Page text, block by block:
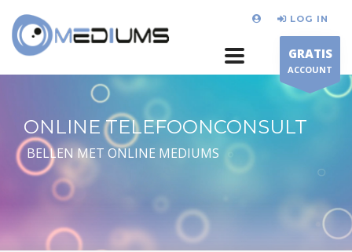
LOG IN
GRATIS
ACCOUNT
ONLINE TELEFOONCONSULT
BELLEN MET ONLINE MEDIUMS